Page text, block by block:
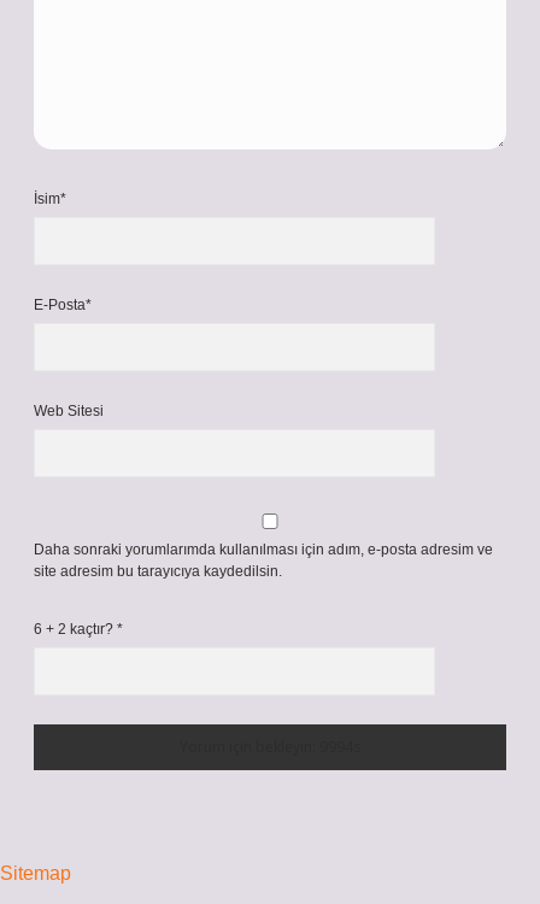
İsim*
E-Posta*
Web Sitesi
Daha sonraki yorumlarımda kullanılması için adım, e-posta adresim ve
site adresim bu tarayıcıya kaydedilsin.
6 + 2 kaçtır? *
Sitemap